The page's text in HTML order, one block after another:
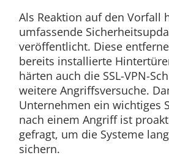
Als Reaktion auf den Vorfall
umfassende
veröffentlicht. Diese
bereits installierte
härten auch die SSL-VPN-
weitere Angriffsversuche.
Unternehmen ein wichtiges
nach einem Angriff ist
gefragt, um die Systeme
sichern.